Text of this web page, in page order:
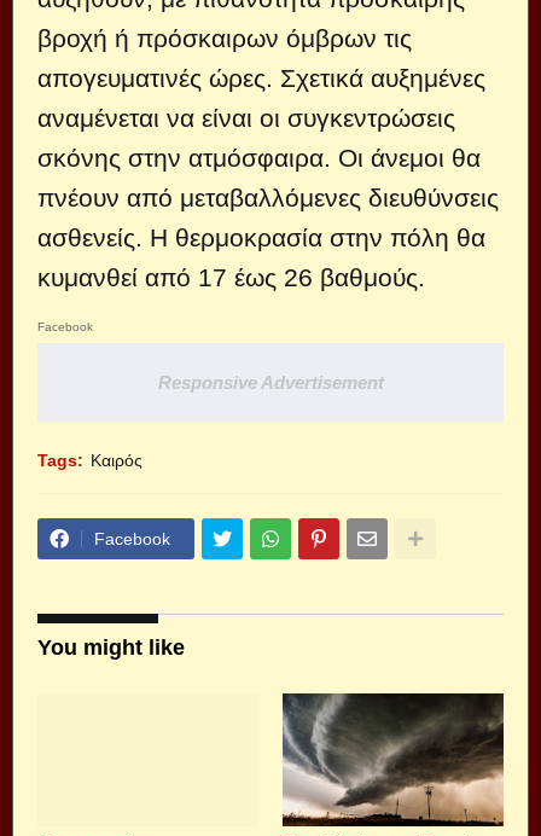
βροχή ή πρόσκαιρων όμβρων τις
απογευματινές ώρες. Σχετικά αυξημένες
αναμένεται να είναι οι συγκεντρώσεις
σκόνης στην ατμόσφαιρα. Οι άνεμοι θα
πνέουν από μεταβαλλόμενες διευθύνσεις
ασθενείς. Η θερμοκρασία στην πόλη θα
κυμανθεί από 17 έως 26 βαθμούς.
Facebook
Responsive Advertisement
Tags: Καιρός
Facebook
You might like